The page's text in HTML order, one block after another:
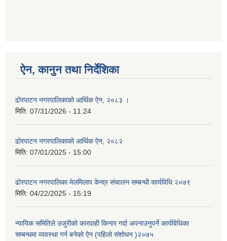
ऐन, कानुन तथा निर्देशिका
ढोरपाटन नगरपालिकाको आर्थिक ऐन, २०८३ ।
मिति: 07/31/2026 - 11:24
ढोरपाटन नगरपालिकाको आर्थिक ऐन, २०८२
मिति: 07/01/2025 - 15:00
ढोरपाटन नगरपालिका मेलमिलाप केन्द्र संचालन सम्बन्धी कार्यविधि २०७९
मिति: 04/22/2025 - 15:19
न्यायिक समितिले उजुरीको कारवाही किनार गर्दा अपनाउनुपर्ने कार्यविधिका
सम्बन्धमा व्यवस्था गर्न बनेको ऐन (पहिलो संशोधन )२०७५